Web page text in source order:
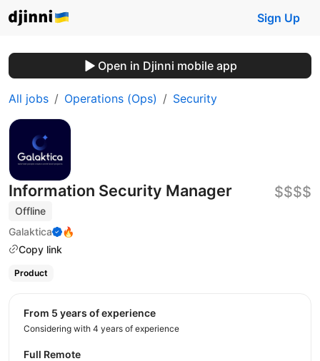
Sign Up
Open in Djinni mobile app
All jobs Operations (Ops) Security
Information Security Manager
Offline
Galaktica
🔥
Copy link
$$$$
Product
from 5 years of experience
Considering with 4 years of experience
Full Remote